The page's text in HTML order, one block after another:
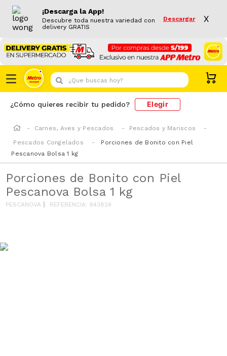
¡Descarga la App!
Descubre toda nuestra variedad con
delivery GRATIS
Descargar X
¿Que buscas hoy?
¿Cómo quieres recibir tu pedido? Elegir
Carnes, Aves y Pescados
Pescados y Mariscos
Pescados Congelados
Porciones de Bonito con Piel
Pescanova Bolsa 1 kg
Porciones de Bonito con Piel
Pescanova Bolsa 1 kg
PESCANOVA REFERENCIA: 943824